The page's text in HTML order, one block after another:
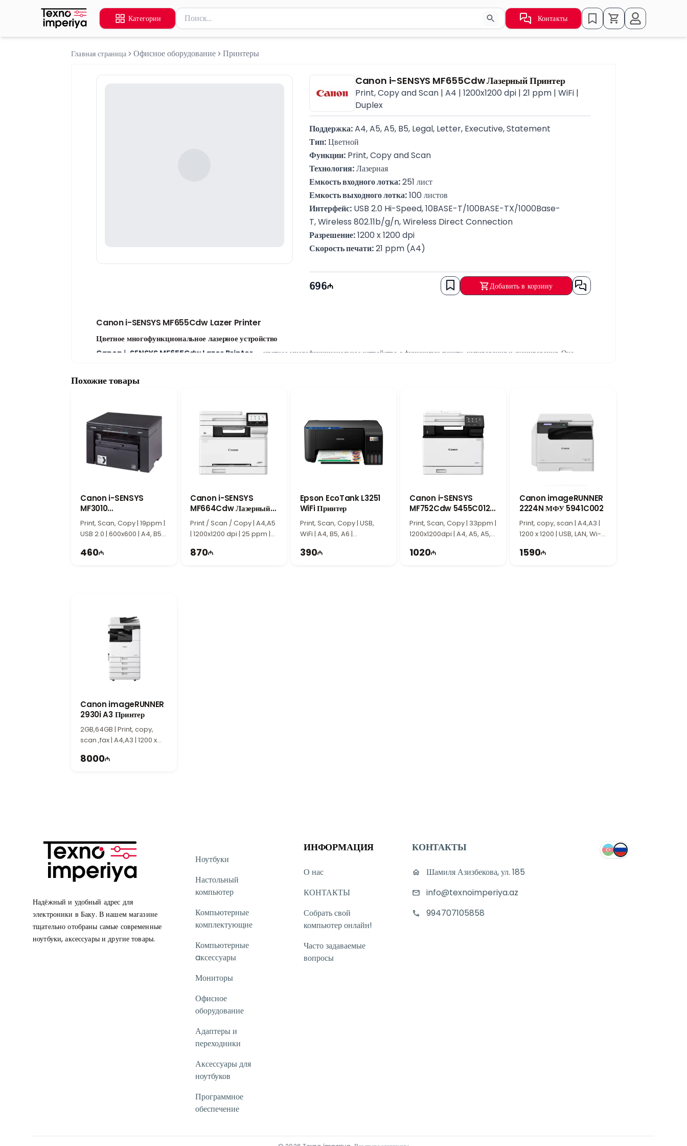
Категории
Поиск товаров
Введите минимум 2 символа для поиска. Нажмите Enter для отправки или используйте стрелки для навигации по результатам.
Контакты
Главная страница Офисное оборудование Принтеры
Canon i-SENSYS MF655Cdw Лазерный Принтер
Print, Copy and Scan | A4 | 1200x1200 dpi | 21 ppm | WiFi |
Duplex
Поддержка: A4, A5, A5, B5, Legal, Letter, Executive, Statement
Тип: Цветной
Функции: Print, Copy and Scan
Технология: Лазерная
Емкость входного лотка: 251 лист
Емкость выходного лотка: 100 листов
Интерфейс: USB 2.0 Hi-Speed, 10BASE-T/100BASE-TX/1000Base-
T, Wireless 802.11b/g/n, Wireless Direct Connection
Разрешение: 1200 x 1200 dpi
Скорость печати: 21 ppm (A4)
Гарантия: 6 месяцев
696 Добавить в корзину
Canon i-SENSYS MF655Cdw Lazer Printer
Цветное многофункциональное лазерное устройство
Canon i-SENSYS MF655Cdw Lazer Printer — цветное многофункциональное устройство с функциями печати, копирования и сканирования. Оно
Wi-Fi и автоматическая двусторонняя печать
Устройство поддерживает форматA4. БлагодаряWi-Fi
можно удобно печатать с компьютеров, ноутбуков и мобильных устройств без использования кабелей.
ФункцияDuplex автоматически выполняет двустороннюю печать, сокращая расход бумаги и повышая эффективность работы.
Почему стоит выбрать Canon i-SENSYS MF655Cdw Lazer Printer?
Canon i-SENSYS MF655Cdw Lazer Printerсочетает высокое качество цветной печати, функции печати, копирования и сканирования, а также
поддержку Wi-Fi и автоматической двусторонней печати. Надежность, функциональность и удобство эксплуатации делают эту модель отличным выбором для
Похожие товары
Canon i-SENSYS
MF3010
Многофункциональный
Принтер 5252B034
Print, Scan, Copy | 19ppm |
USB 2.0 | 600x600 | A4, B5,
460
Canon i-SENSYS
MF664Cdw Лазерный
Принтер
Print / Scan / Copy | A4,A5
| 1200x1200 dpi | 25 ppm |
870
Epson EcoTank L3251
WiFi Принтер
Print, Scan, Copy | USB,
WiFi | A4, B5, A6 |
390
Canon i-SENSYS
MF752Cdw 5455C012
Многофункциональный
Принтер
Print, Scan, Copy | 33ppm |
1200x1200dpi | A4, A5, A5,
1020
Canon imageRUNNER
2224N МФУ 5941C002
Print, copy, scan | A4,A3 |
1200 x 1200 | USB, LAN, Wi-Fi
1590
Canon imageRUNNER
2930i A3 Принтер
2GB,64GB | Print, copy,
scan ,fax | A4,A3 | 1200 x
Duplex
8000
Надёжный и удобный адрес для
электроники в Баку. В нашем магазине
тщательно отобраны самые современные
ноутбуки, аксессуары и другие товары.
Ноутбуки
Настольный
компьютер
Компьютерные
комплектующие
Компьютерные
aксессуары
Мониторы
Офисное
оборудование
Адаптеры и
переходники
Аксессуары для
ноутбуков
Программное
обеспечение
ИНФОРМАЦИЯ
О нас
КОНТАКТЫ
Собрать свой
компьютер онлайн!
Часто задаваемые
вопросы
КОНТАКТЫ
Шамиля Азизбекова, ул. 185
info@texnoimperiya.az
994707105858